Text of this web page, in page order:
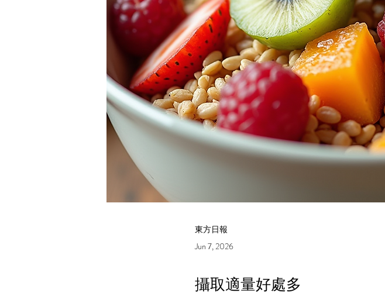
東方日報
Jun 7, 2026
攝取適量好處多